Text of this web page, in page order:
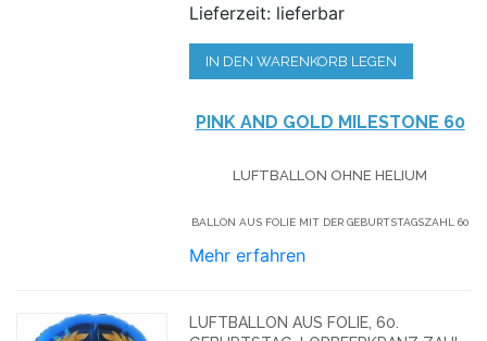
Lieferzeit: lieferbar
IN DEN WARENKORB LEGEN
PINK AND GOLD MILESTONE 60
LUFTBALLON OHNE HELIUM
BALLON AUS FOLIE MIT DER GEBURTSTAGSZAHL 60
Mehr erfahren
LUFTBALLON AUS FOLIE, 60.